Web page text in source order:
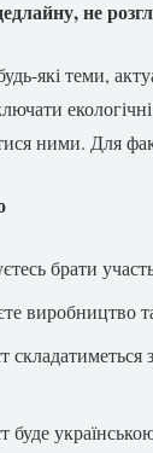
не
які теми,
ними. Для
брати
виробництво
буде